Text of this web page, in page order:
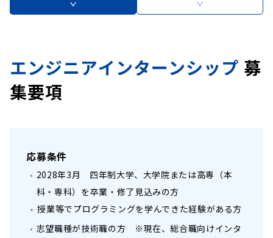
エンジニアインターンシップ 募
集要項
応募条件
2028年3月 四年制大学、大学院または高専（本
科・専科）を卒業・修了見込みの方
授業等でプログラミングを学んできた経験がある方
志望職種が技術職の方 ※現在、総合職向けインタ